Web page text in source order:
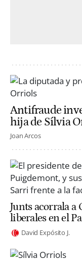
Antifraude
hija de Sílvia
Joan Arcos
Junts acorrala a
liberales en el
David Expósito J.